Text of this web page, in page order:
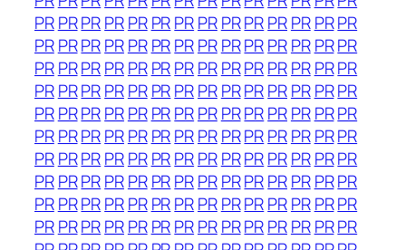
PRPRPRPRPR PRPRPRPRPRPRPR PRPR
PRPRPRPRPR PRPRPRPRPRPRPR PRPR
PRPRPRPRPR PRPRPRPRPRPRPR PRPR
PRPRPRPRPR PRPRPRPRPRPRPR PRPR
PRPRPRPRPR PRPRPRPRPRPRPR PRPR
PRPRPRPRPR PRPRPRPRPRPRPR PRPR
PRPRPRPRPR PRPRPRPRPRPRPR PRPR
PRPRPRPRPR PRPRPRPRPRPRPR PRPR
PRPRPRPRPR PRPRPRPRPRPRPR PRPR
PRPRPRPRPR PRPRPRPRPRPRPR PRPR